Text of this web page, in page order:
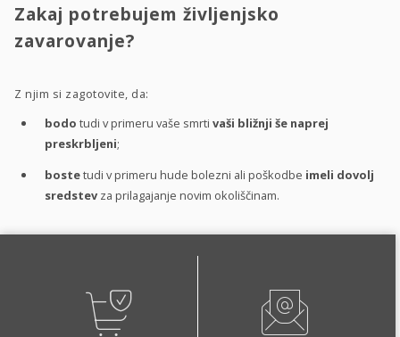
Zakaj potrebujem življenjsko
zavarovanje?
Z njim si zagotovite, da:
bodo tudi v primeru vaše smrti vaši bližnji še naprej
preskrbljeni;
bostetudi v primeru hude bolezni ali poškodbe imeli dovolj
sredstev za prilagajanje novim okoliščinam.